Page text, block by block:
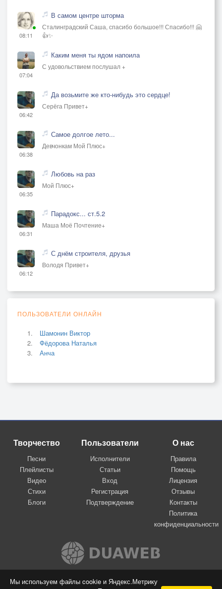
Мы используем файлы cookie и Яндекс.Метрику
08:11
В самом центре шторма
Сталинградский Саша, спасибо большое!!! Спасибо!!! 🤗
👍✨
07:04
Каким меня ты ядом напоила
С удовольствием послушал +
06:42
Да возьмите же кто-нибудь это сердце!
Серёга Привет+
06:38
Самое долгое лето...
Девчонкам Мой Плюс+
06:35
Любовь на раз
Мой Плюс+
06:31
Парадокс... ст.5.2
Маша Моё Почтение+
06:12
С днём строителя, друзья
Володя Привет+
ПОЛЬЗОВАТЕЛИ ОНЛАЙН
Шамонин Виктор
Фёдорова Наталья
Анча
Творчество
Песни
Плейлисты
Видео
Стихи
Блоги
Пользователи
Исполнители
Статьи
Вход
Регистрация
Подтверждение
О нас
Правила
Помощь
Лицензия
Отзывы
Контакты
Политика
конфиденциальности
Вконтакте